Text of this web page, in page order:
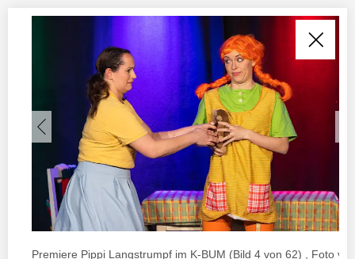
Premiere Pippi Langstrumpf im K-BUM (Bild 4 von 62) , Foto von